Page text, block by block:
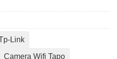
Link
Camera Wifi Tapo